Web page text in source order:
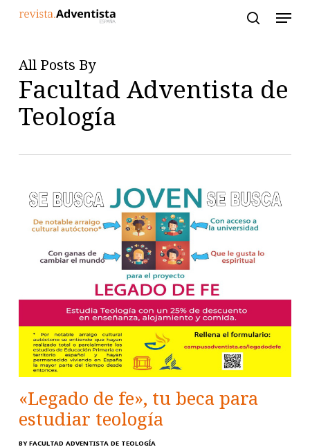
contentAll Posts By
Facultad Adventista de
Teología
«Legado de fe», tu beca para
estudiar teología
BY FACULTAD ADVENTISTA DE TEOLOGÍA